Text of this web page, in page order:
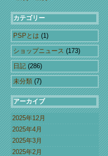
カテゴリー
PSPとは (1)
ショップニュース (173)
日記 (286)
未分類 (7)
アーカイブ
2025年12月
2025年4月
2025年3月
2025年2月